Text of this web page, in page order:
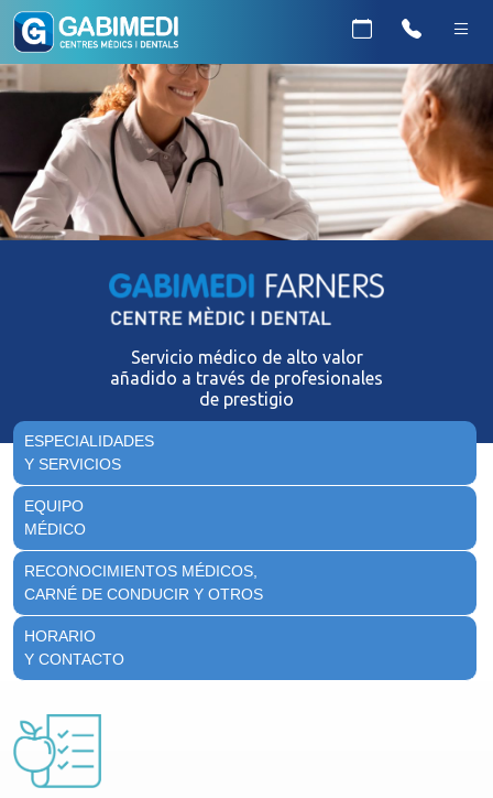
Servicio médico de alto valor
añadido a través de profesionales
de prestigio
ESPECIALIDADES
Y SERVICIOS
EQUIPO
MÉDICO
RECONOCIMIENTOS MÉDICOS,
CARNÉ DE CONDUCIR Y OTROS
HORARIO
Y CONTACTO